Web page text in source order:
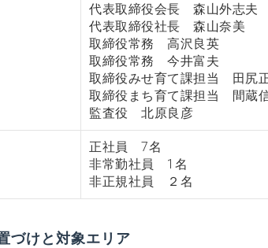
代表取締役会長 森山外志夫
代表取締役社長 森山奈美
取締役常務 高沢良英
取締役常務 今井富夫
取締役みせ育て課担当 田尻
取締役まち育て課担当 間蔵
監査役 北原良彦
正社員 7名
非常勤社員 1名
非正規社員 ２名
づけと対象エリア